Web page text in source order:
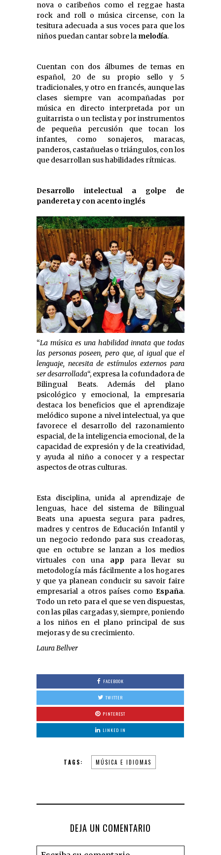
nova o caribeños como el reggae hasta
rock and roll o música circense, con la
tesitura adecuada a sus voces para que los
niños puedan cantar sobre la melodía.
Cuentan con dos álbumes de temas en
español, 20 de su propio sello y 5
tradicionales, y otro en francés, aunque las
clases siempre van acompañadas por
música en directo interpretada por un
guitarrista o un teclista y por instrumentos
de pequeña percusión que tocan los
infantes, como sonajeros, maracas,
panderos, castañuelas o triángulos, con los
que desarrollan sus habilidades rítmicas.
Desarrollo intelectual a golpe de
pandereta y con acento inglés
“La música es una habilidad innata que todas
las personas poseen, pero que, al igual que el
lenguaje, necesita de estímulos externos para
ser desarrollada“, expresa la cofundadora de
Bilingual Beats. Además del plano
psicológico y emocional, la empresaria
destaca los beneficios que el aprendizaje
melódico supone a nivel intelectual, ya que
favorece el desarrollo del razonamiento
espacial, de la inteligencia emocional, de la
capacidad de expresión y de la creatividad,
y ayuda al niño a conocer y a respectar
aspectos de otras culturas.
Esta disciplina, unida al aprendizaje de
lenguas, hace del sistema de Bilingual
Beats una apuesta segura para padres,
madres y centros de Educación Infantil y
un negocio redondo para sus creadoras,
que en octubre se lanzan a los medios
virtuales con una app para llevar su
metodología más fácilmente a los hogares
y que ya planean conducir su savoir faire
empresarial a otros países como España.
Todo un reto para el que se ven dispuestas,
con las pilas cargadas y, siempre, poniendo
a los niños en el plano principal de sus
mejoras y de su crecimiento.
Laura Bellver
FACEBOOK
TWITTER
PINTEREST
LINKED IN
TAGS: MÚSICA E IDIOMAS
DEJA UN COMENTARIO